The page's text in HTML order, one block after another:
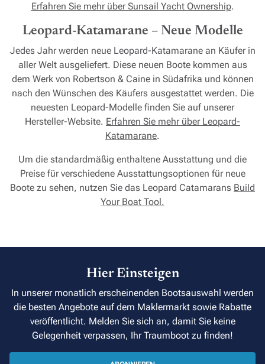
Erfahren Sie mehr über Sunsail Yacht Ownership.
Leopard-Katamarane – Neue Modelle
Jedes Jahr werden neue Leopard-Katamarane an Käufer in
aller Welt ausgeliefert. Diese neuen Boote kommen aus
dem Werk von Robertson & Caine in Südafrika und können
nach den Wünschen des Käufers ausgestattet werden. Die
neuesten Leopard-Modelle finden Sie auf unserer
Hersteller-Website. Erfahren Sie mehr über Leopard-
Katamarane.
Um die standardmäßig enthaltene Ausstattung und die
Preise für verschiedene Ausstattungsoptionen für neue
Boote zu sehen, nutzen Sie das Leopard Catamarans Build
Your Boat Tool.
Hier Einsteigen
In unserer monatlich erscheinenden Bootsauswahl werden
die besten Angebote auf dem Maklermarkt sowie Rabatte
veröffentlicht. Melden Sie sich an, damit Sie keine
Gelegenheit verpassen, Ihr Traumboot zu finden!